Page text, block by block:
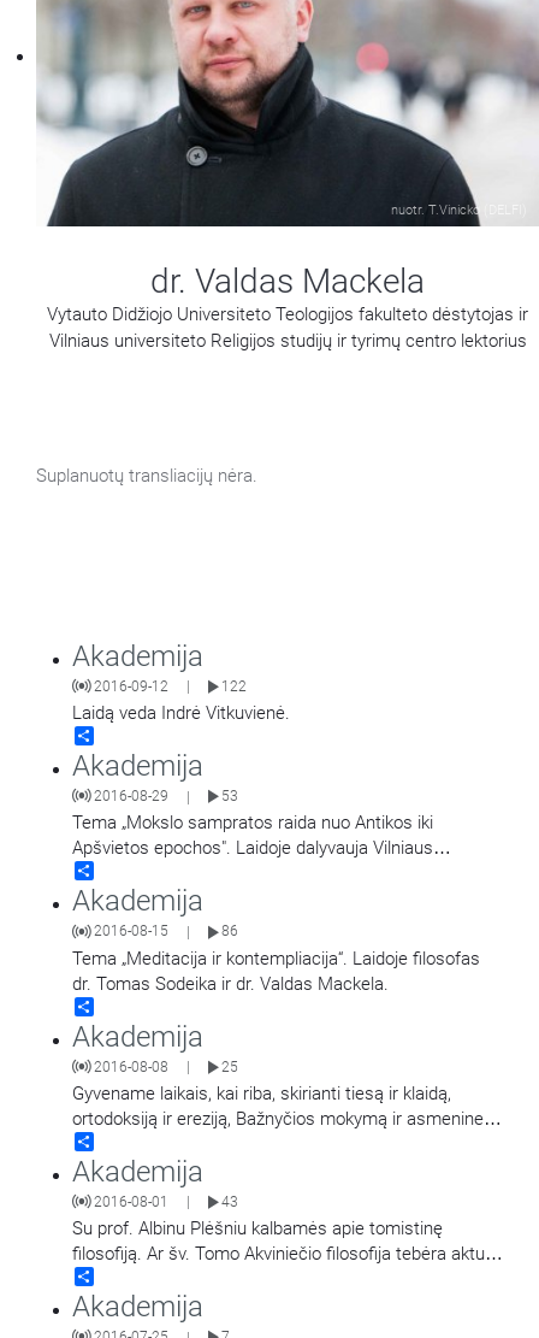
nuotr. T.Vinicko (DELFI)
dr. Valdas Mackela
Vytauto Didžiojo Universiteto Teologijos fakulteto dėstytojas ir
Vilniaus universiteto Religijos studijų ir tyrimų centro lektorius
Suplanuotų transliacijų nėra.
Akademija
2016-09-12 122
Laidą veda Indrė Vitkuvienė.
Akademija
2016-08-29 | 53
Tema „Mokslo sampratos raida nuo Antikos iki
Apšvietos epochos". Laidoje dalyvauja Vilniaus
universiteto profesorius, filosofas Albinas Plėšnys ir
fizikos mokslų…
Akademija
2016-08-15 | 86
Tema „Meditacija ir kontempliacija“. Laidoje filosofas
dr. Tomas Sodeika ir dr. Valdas Mackela.
Akademija
2016-08-08 25
Gyvename laikais, kai riba, skirianti tiesą ir klaidą,
ortodoksiją ir ereziją, Bažnyčios mokymą ir asmenines
nuomones vis labiau nutrinama. Apie
Akademija
2016-08-01 43
Su prof. Albinu Plėšniu kalbamės apie tomistinę
filosofiją. Ar šv. Tomo Akviniečio filosofija tebėra aktuali
pasauliui ir Bažnyčiai? Ko ji
Akademija